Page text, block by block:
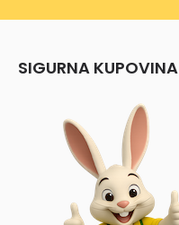
SIGURNA KUPOVINA